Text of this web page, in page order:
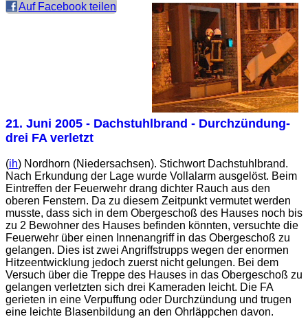
Auf Facebook teilen
21. Juni 2005 - Dachstuhlbrand - Durchzündung-
drei FA verletzt
(ih) Nordhorn (Niedersachsen). Stichwort Dachstuhlbrand.
Nach Erkundung der Lage wurde Vollalarm ausgelöst. Beim
Eintreffen der Feuerwehr drang dichter Rauch aus den
oberen Fenstern. Da zu diesem Zeitpunkt vermutet werden
musste, dass sich in dem Obergeschoß des Hauses noch bis
zu 2 Bewohner des Hauses befinden könnten, versuchte die
Feuerwehr über einen Innenangriff in das Obergeschoß zu
gelangen. Dies ist zwei Angriffstrupps wegen der enormen
Hitzeentwicklung jedoch zuerst nicht gelungen. Bei dem
Versuch über die Treppe des Hauses in das Obergeschoß zu
gelangen verletzten sich drei Kameraden leicht. Die FA
gerieten in eine Verpuffung oder Durchzündung und trugen
eine leichte Blasenbildung an den Ohrläppchen davon.